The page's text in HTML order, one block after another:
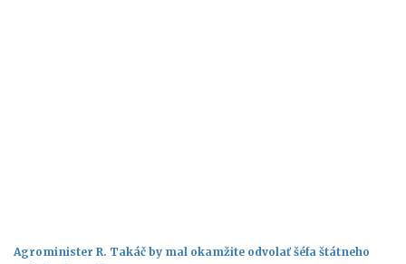
Agrominister R. Takáč by mal okamžite odvolať šéfa štátneho